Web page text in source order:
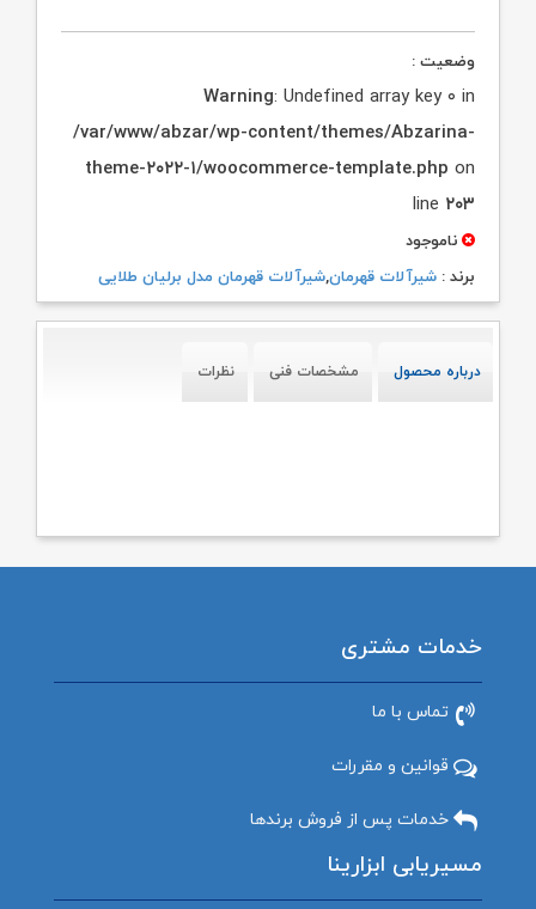
وضعیت :
Warning: Undefined array key ۰ in
/var/www/abzar/wp-content/themes/Abzarina-
theme-۲۰۲۲-۱/woocommerce-template.php on
line ۲۰۳
ناموجود
برند : شیرآلات قهرمان,شیرآلات قهرمان مدل برلیان طلایی
درباره محصول مشخصات فنی نظرات
خدمات مشتری
تماس با ما
قوانین و مقررات
خدمات پس از فروش برندها
مسیریابی ابزارینا